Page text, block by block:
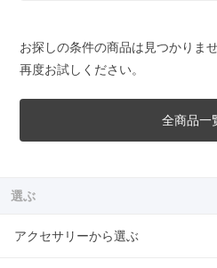
お探しの条件の商品は見つかりま
再度お試しください。
全商品一
選ぶ
アクセサリーから選ぶ